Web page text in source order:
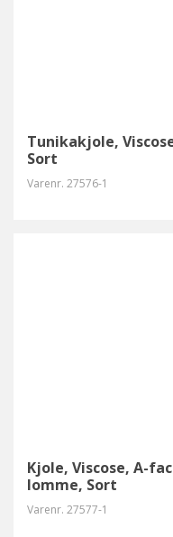
Tunikakjole,
Sort
Varenr. 27576-1
Kjole, Viscose, A-
lomme, Sort
Varenr. 27577-1